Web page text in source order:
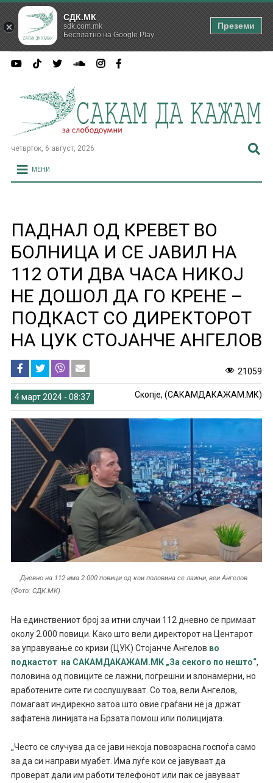
четврток, 6 август, 2026
МЕНИ
ПАДНАЛ ОД КРЕВЕТ ВО
БОЛНИЦА И СЕ ЈАВИЛ НА
112 ОТИ ДВА ЧАСА НИКОЈ
НЕ ДОШОЛ ДА ГО КРЕНЕ –
ПОДКАСТ СО ДИРЕКТОРОТ
НА ЦУК СТОЈАНЧЕ АНГЕЛОВ
21059
4 март 2024 - 08:37 Скопје, (САКАМДАКАЖАМ.МК)
Дневно на 112 има 2.000 повици од кои половина се лажни, веи Ангелов.
(Фото: СДК.МК)
На единствениот број за итни случаи 112 дневно се примаат
околу 2.000 повици. Како што вели директорот на Центарот
за управување со кризи (ЦУК) Стојанче Ангелов во
подкастот на САКАМДАКАЖАМ.МК „За секого по нешто“,
половина од повиците се лажни, погрешни и злонамерни, но
вработените сите ги сослушуваат. Со тоа, вели Ангелов,
помагаат индирекно затоа што овие граѓани не ја држат
зафатена линијата на Брзата помош или полицијата.
„Често се случува да се јави некоја повозрасна госпоѓа само
за да си направи муабет. Има луѓе кои се јавуваат да
проверат дали им работи телефонот или пак се јавуваат
СДК.МК
sdk.com.mk
Бесплатно на Google Play
Преземи